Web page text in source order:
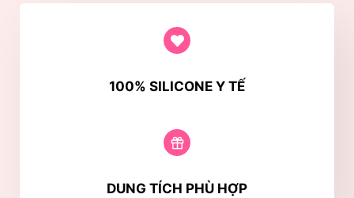
100% SILICONE Y TẾ
DUNG TÍCH PHÙ HỢP